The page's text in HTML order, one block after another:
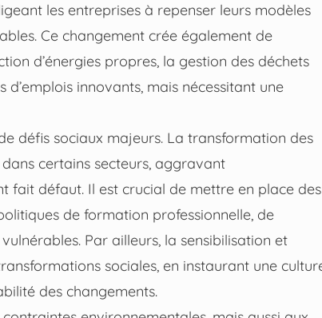
les entreprises à repenser leurs modèles
Ce changement crée également de
d’énergies propres, la gestion des déchets
innovants, mais nécessitant une
défis sociaux majeurs. La transformation des
certains secteurs, aggravant
fait défaut. Il est crucial de mettre en place des
de formation professionnelle, de
Par ailleurs, la sensibilisation et
sociales, en instaurant une
des changements.